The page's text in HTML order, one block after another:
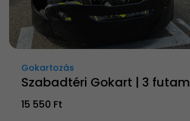
Gokartozás
Szabadtéri Gokart | 3 futam
15 550 Ft